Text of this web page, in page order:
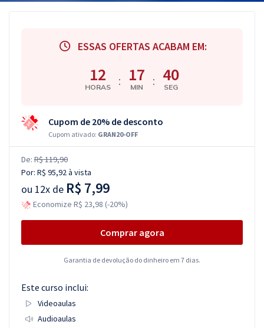
Aprovados
ESSAS OFERTAS ACABAM EM:
12
HORAS : 17
MIN : 39
SEG
Cupom de 20% de desconto
Cupom ativado: GRAN20-OFF
De: R$ 119,90
Por: R$ 95,92à vista
ou 12x de R$ 7,99
Economize R$ 23,98 (-20%)
Comprar agora
Garantia de devolução do dinheiro em 7 dias.
Este curso inclui:
Videoaulas
Audioaulas